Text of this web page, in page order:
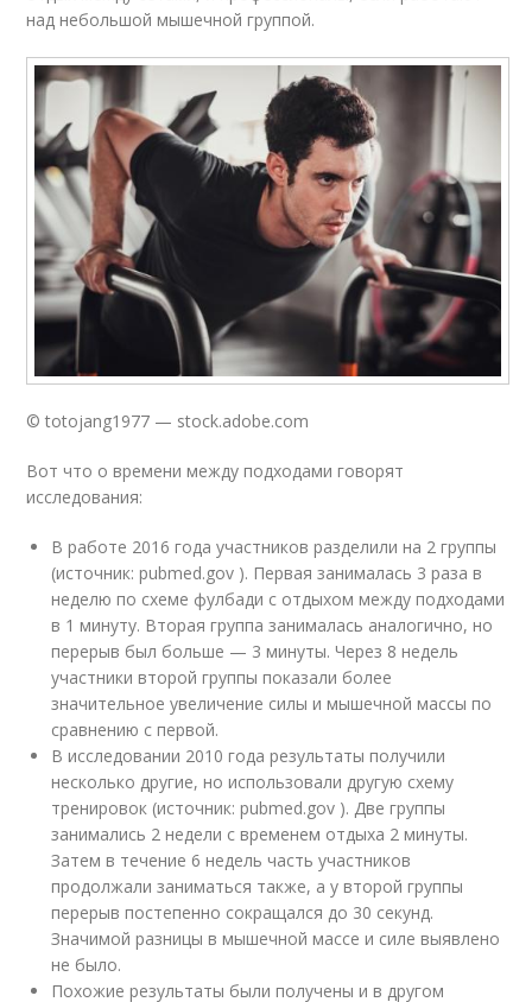
над небольшой мышечной группой.
© totojang1977 — stock.adobe.com
Вот что о времени между подходами говорят
исследования:
В работе 2016 года участников разделили на 2 группы
(источник: pubmed.gov ). Первая занималась 3 раза в
неделю по схеме фулбади с отдыхом между подходами
в 1 минуту. Вторая группа занималась аналогично, но
перерыв был больше — 3 минуты. Через 8 недель
участники второй группы показали более
значительное увеличение силы и мышечной массы по
сравнению с первой.
В исследовании 2010 года результаты получили
несколько другие, но использовали другую схему
тренировок (источник: pubmed.gov ). Две группы
занимались 2 недели с временем отдыха 2 минуты.
Затем в течение 6 недель часть участников
продолжали заниматься также, а у второй группы
перерыв постепенно сокращался до 30 секунд.
Значимой разницы в мышечной массе и силе выявлено
не было.
Похожие результаты были получены и в другом